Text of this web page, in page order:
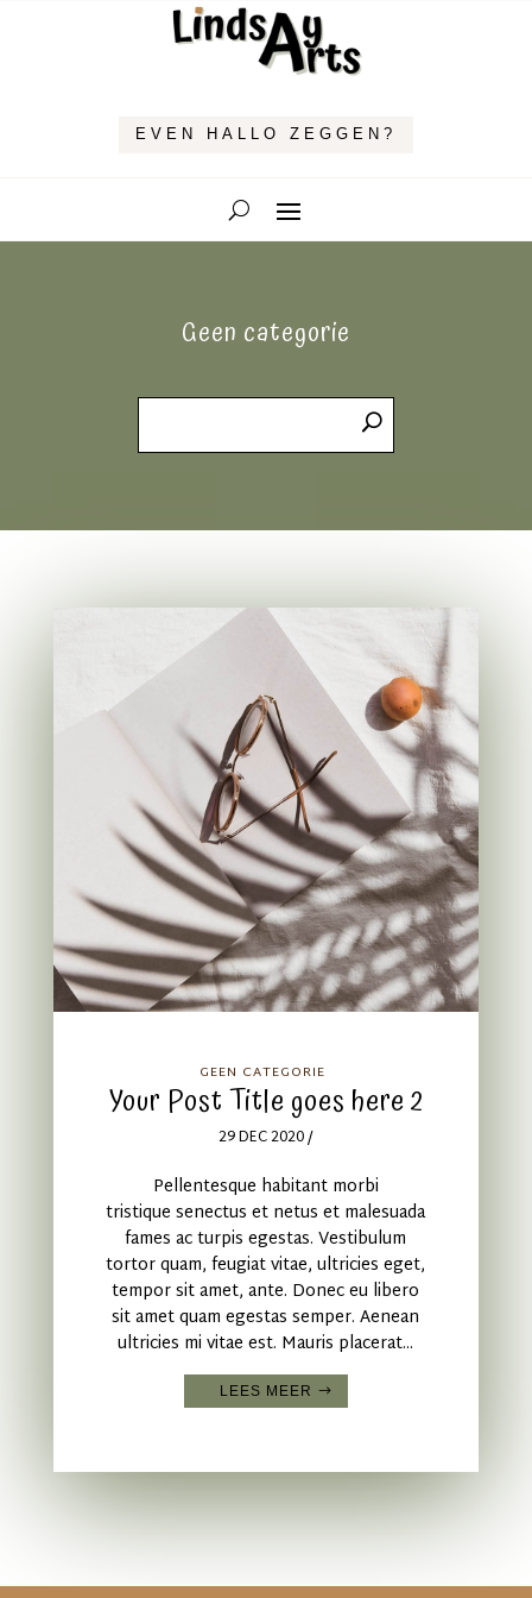
EVEN HALLO ZEGGEN?
Geen categorie
GEEN CATEGORIE
Your Post Title goes here 2
29 DEC 2020/
Pellentesque habitant morbi
tristique senectus et netus et malesuada
fames ac turpis egestas. Vestibulum
tortor quam, feugiat vitae, ultricies eget,
tempor sit amet, ante. Donec eu libero
sit amet quam egestas semper. Aenean
ultricies mi vitae est. Mauris placerat...
LEES MEER